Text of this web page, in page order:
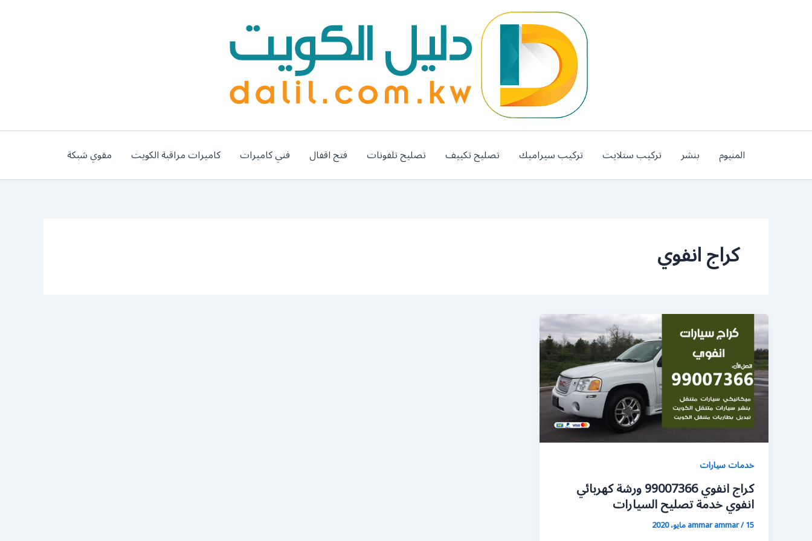
المنيوم بنشر تركيب ستلايت تركيب سيراميك تصليح تكييف تصليح تلفونات فتح اقفال فني كاميرات كاميرات مراقبة الكويت مقوي شبكة
كراج انفوي
خدمات سيارات
كراج انفوي 99007366 ورشة كهربائي
انفوي خدمة تصليح السيارات
ammar ammar/15 مايو، 2020